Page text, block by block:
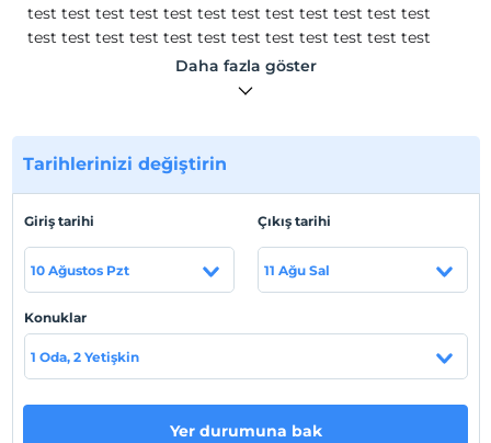
test test test test test test test test test test test test
test test test test test test test test test test test test
test test test test test test test test test test test test
test test test test test test test test test test test test
Haritada Göster
Otel koşulları
Check/in
En erken saat 14:00 ve sonrası
Daha fazla göster
Tarihlerinizi değiştirin
Giriş tarihi
10 Ağustos Pzt
Çıkış tarihi
11 Ağu Sal
Konuklar
1 Oda, 2 Yetişkin
Yer durumuna bak